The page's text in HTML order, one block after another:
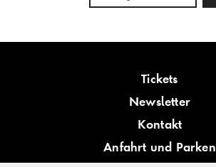
Tickets
Newsletter
Kontakt
Anfahrt und Parken